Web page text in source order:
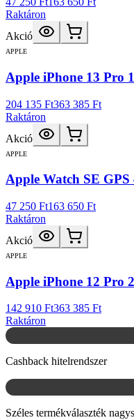
Raktáron
Akció
APPLE
Apple iPhone 13 Pro
204 135 Ft363 385 Ft
Raktáron
Akció
APPLE
Apple Watch SE
47 250 Ft163 650 Ft
Raktáron
Akció
APPLE
Apple iPhone 12 Pro
142 910 Ft363 385 Ft
Raktáron
Cashback hitelrendszer
Széles termékválaszték